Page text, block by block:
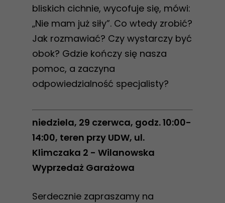
bliskich cichnie, wycofuje się, mówi:
„Nie mam już siły”. Co wtedy zrobić?
Jak rozmawiać? Czy wystarczy być
obok? Gdzie kończy się nasza
pomoc, a zaczyna
odpowiedzialność specjalisty?
niedziela, 29 czerwca, godz. 10:00-
14:00, teren przy UDW, ul.
Klimczaka 2 - Wilanowska
Wyprzedaż Garażowa
Serdecznie zapraszamy na